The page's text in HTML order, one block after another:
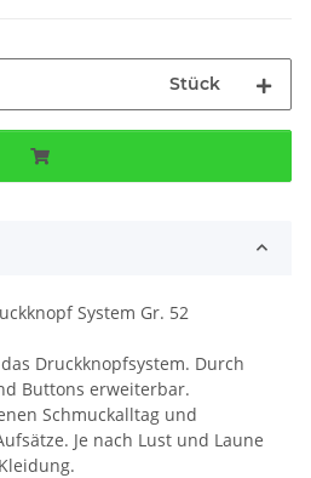
Stück
System Gr. 52
Druckknopfsystem. Durch
Buttons erweiterbar.
Schmuckalltag und
Je nach Lust und Laune